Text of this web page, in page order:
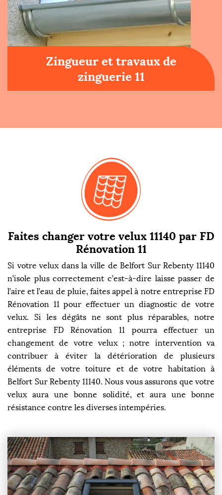
Zingueur et travaux de
zinguerie 11
Faites changer votre velux 11140 par FD
Rénovation 11
Si votre velux dans la ville de Belfort Sur Rebenty 11140
n’isole plus correctement c’est-à-dire laisse passer de
l’aire et l’eau de pluie, faites appel à notre entreprise FD
Rénovation 11 pour effectuer un diagnostic de votre
velux. Si les dégâts ne sont plus réparables, notre
entreprise FD Rénovation 11 pourra effectuer un
changement de votre velux ; notre intervention va
contribuer à éviter la détérioration de plusieurs
éléments de votre toiture et de votre habitation à
Belfort Sur Rebenty 11140. Nous vous assurons que votre
velux aura une bonne solidité, et aura une bonne
résistance contre les diverses intempéries.